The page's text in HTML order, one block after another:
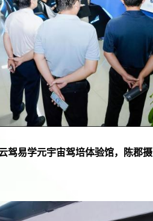
驾易学元宇宙驾培体验馆，陈郡摄